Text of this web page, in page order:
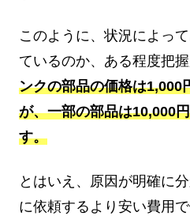
このように、状況によっ
ているのか、ある程度把握
ンクの部品の価格は1,000
が、一部の部品は10,000
す。
とはいえ、原因が明確に
に依頼するより安い費用